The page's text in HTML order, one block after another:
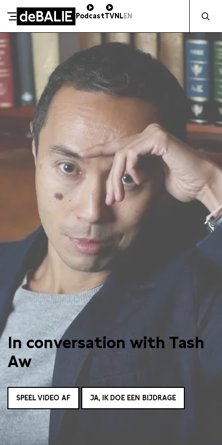
Meteen naar de content
De Balie
PodcastTVNLEN
SCHENK DIRECT
ZAKELIJK STEUNEN
Kleine-Gartmanplantsoen 10
Kassa
020 5535100
14:00–17:00
Café
10:00–00:00
In conversation with Tash
Aw
SPEEL VIDEO AF JA, IK DOE EEN BIJDRAGE